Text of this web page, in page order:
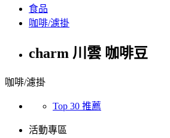
食品
咖啡/濾掛
charm 川雲 咖啡豆
咖啡/濾掛
Top 30 推薦
活動專區